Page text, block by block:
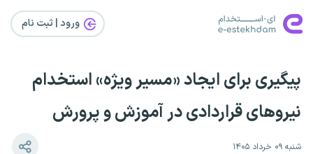
ورود | ثبت‌ نام
پیگیری برای ایجاد «مسیر ویژه» استخدام
نیروهای قراردادی در آموزش و پرورش
شنبه ۰۹ خرداد ۱۴۰۵